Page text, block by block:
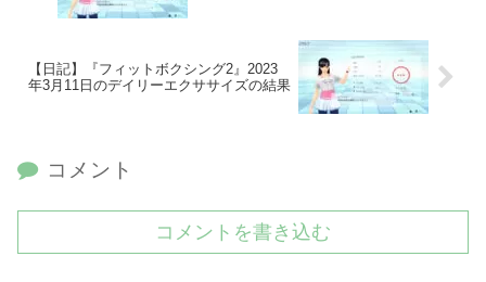
【日記】『フィットボクシング2』2023
年3月11日のデイリーエクササイズの結果
コメント
コメントを書き込む